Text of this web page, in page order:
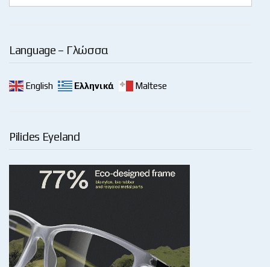
Language – Γλώσσα
English Ελληνικά Maltese
Pilides Eyeland